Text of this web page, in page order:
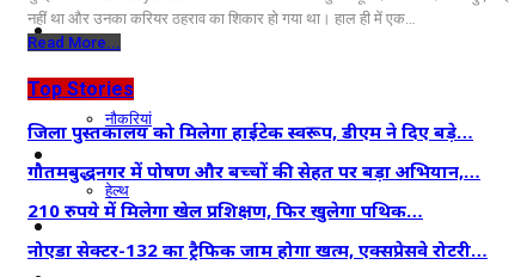
मनोरंजन
शिक्षा
नौकरियां
जीवन शैली
हेल्थ
क्राइम
नहीं था और उनका करियर ठहराव का शिकार हो गया था। हाल ही में एक…
Read More...
Top Stories
जिला पुस्तकालय को मिलेगा हाईटेक स्वरूप, डीएम ने दिए बड़े…
गौतमबुद्धनगर में पोषण और बच्चों की सेहत पर बड़ा अभियान,…
210 रुपये में मिलेगा खेल प्रशिक्षण, फिर खुलेगा पथिक…
नोएडा सेक्टर-132 का ट्रैफिक जाम होगा खत्म, एक्सप्रेसवे रोटरी…